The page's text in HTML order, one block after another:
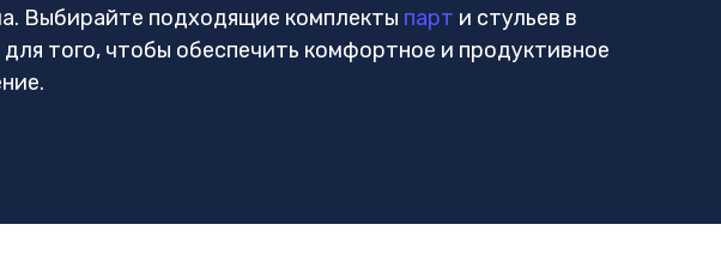
Выбирайте подходящие комплекты парт и стульев в
для того, чтобы обеспечить комфортное и продуктивное